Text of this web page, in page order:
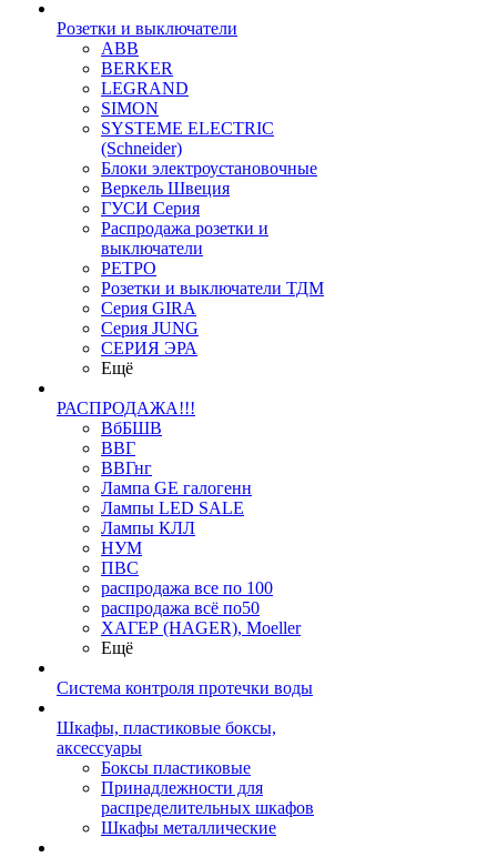
Розетки и выключатели
ABB
BERKER
LEGRAND
SIMON
SYSTEME ELECTRIC
(Schneider)
Блоки электроустановочные
Веркель Швеция
ГУСИ Серия
Распродажа розетки и
выключатели
РЕТРО
Розетки и выключатели ТДМ
Серия GIRA
Серия JUNG
СЕРИЯ ЭРА
Ещё
РАСПРОДАЖА!!!
ВбБШВ
ВВГ
ВВГнг
Лампа GE галогенн
Лампы LED SALE
Лампы КЛЛ
НУМ
ПВС
распродажа все по 100
распродажа всё по50
ХАГЕР (HAGER), Moeller
Ещё
Система контроля протечки воды
Шкафы, пластиковые боксы,
аксессуары
Боксы пластиковые
Принадлежности для
распределительных шкафов
Шкафы металлические